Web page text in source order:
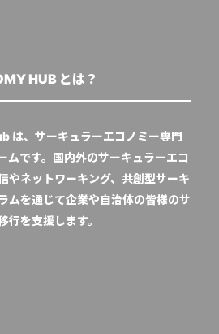
HUB とは？
は、サーキュラーエコノミー専門
ムです。国内外のサーキュラーエコ
やネットワーキング、共創型サーキ
ムを通じて企業や自治体の皆様のサ
行を支援します。